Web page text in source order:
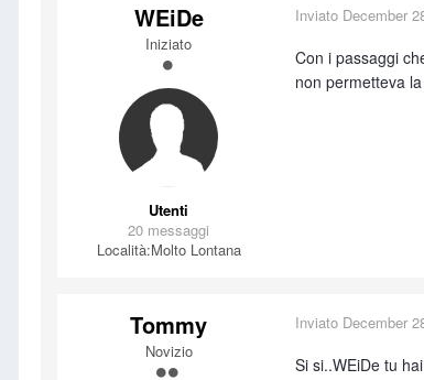
WEiDe
Iniziato
Utenti
20 messaggi
Località:Molto Lontana
Inviato December
Con i passaggi
non permetteva
Tommy
Novizio
Inviato December
Si si..WEiDe tu